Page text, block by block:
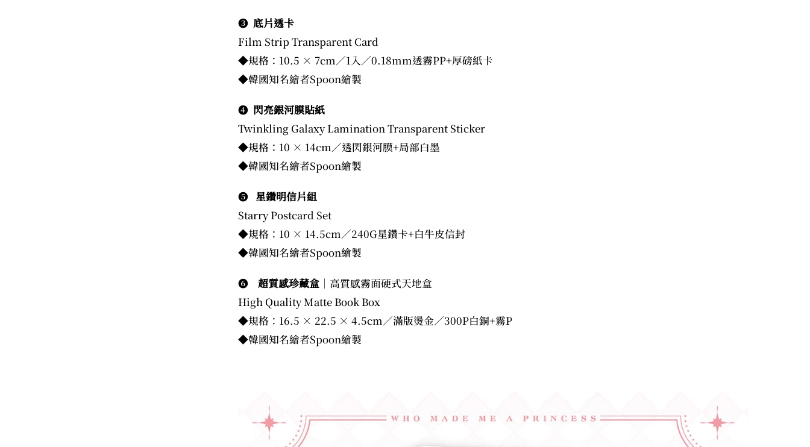
❸底片透卡
Film Strip Transparent Card
◆規格：10.5 × 7cm／1入／0.18mm透霧PP+厚磅紙卡
◆韓國知名繪者Spoon繪製
❹閃亮銀河膜貼紙
Twinkling Galaxy Lamination Transparent Sticker
◆規格：10 × 14cm／透閃銀河膜+局部白墨
◆韓國知名繪者Spoon繪製
❺星鑽明信片組
Starry Postcard Set
◆規格：10 × 14.5cm／240G星鑽卡+白牛皮信封
◆韓國知名繪者Spoon繪製
❻超質感珍藏盒｜高質感霧面硬式天地盒
High Quality Matte Book Box
◆規格：16.5 × 22.5 × 4.5cm／滿版燙金／300P白銅+霧P
◆韓國知名繪者Spoon繪製